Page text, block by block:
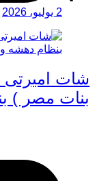
2 يوليو، 2026
شات
بنات مصر )